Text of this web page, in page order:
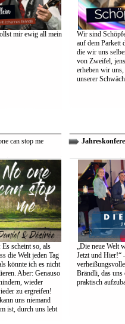
mir ewig all mein
Wir sind
auf dem Parkett
die wir uns
von Zweifel,
erheben wir
unserer
can stop me
scheint so, als
die Welt jeden Tag
könnte ich es nicht
Aber: Genauso
wieder
zu ergreifen!
uns niemand
ist, durch uns lebt
„Die neue Welt
Jetzt und Hier!“
Brändli, das uns
praktisch